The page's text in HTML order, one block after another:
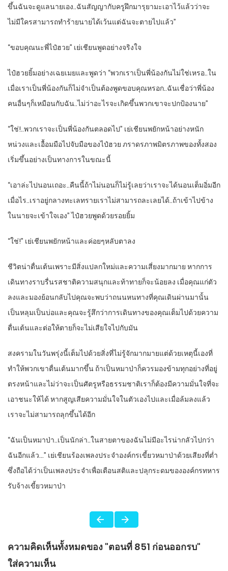
ขึ้นฉันจะดูแลนายเอง..ฉันสัญญากับครูฝึกมารุยามะเอาไว้แล้วว่าจะ
ไม่มีใครสามารถทำร้ายนายได้เว้นแต่ฉันจะตายไปแล้ว”
“ขอบคุณนะพี่ไป๋ฮวย” เย่เชียนพูดอย่างจริงใจ
ไป๋ฮวยยิ้มอย่างเฉยเมยและพูดว่า “พวกเราเป็นพี่น้องกันไม่ใช่เหรอ..ใน
เมื่อเราเป็นพี่น้องกันก็ไม่จำเป็นต้องพูดขอบคุณหรอก..ฉันเชื่อว่าพี่น้อง
คนอื่นๆก็เหมือนกับฉัน..ไม่ว่าอะไรจะเกิดขึ้นพวกเขาจะปกป้องนาย”
“ใช่!..พวกเราจะเป็นพี่น้องกันตลอดไป” เย่เชียนพยักหน้าอย่างหนัก
หน่วงและเอื้อมมือไปจับมือของไป๋ฮวย ภราดรภาพมิตรภาพของทั้งสอง
เริ่มขึ้นอย่างเป็นทางการในขณะนี้
“เอาล่ะไปนอนเถอะ..คืนนี้ถ้าไม่นอนก็ไม่รู้เลยว่าเราจะได้นอนเต็มอิ่มอีก
เมื่อไร..เราอยู่กลางทะเลทรายเราไม่สามารถละเลยได้..ถ้าเข้าไปข้าง
ในนายจะเข้าใจเอง” ไป๋ฮวยพูดด้วยรอยยิ้ม
“ใช่!” เย่เชียนพยักหน้าและค่อยๆหลับตาลง
ชีวิตน่าตื่นเต้นเพราะมีสิ่งแปลกใหม่และความเสี่ยงมากมาย หากการ
เดินทางราบรื่นรสชาติความสนุกและท้าทายก็จะน้อยลง เมื่อคุณแก่ตัว
ลงและมองย้อนกลับไปคุณจะพบว่าถนนหนทางที่คุณเดินผ่านมานั้น
เป็นหลุมเป็นบ่อและคุณจะรู้สึกว่าการเดินทางของคุณเต็มไปด้วยความ
ตื่นเต้นและต่อให้ตายก็จะไม่เสียใจไปกับมัน
สงครามในวันพรุ่งนี้เต็มไปด้วยสิ่งที่ไม่รู้จักมากมายแต่ด้วยเหตุนี้เองที่
ทำให้พวกเขาตื่นเต้นมากขึ้น ถ้าเป็นหมาป่าก็ควรมองข้ามทุกอย่างที่อยู่
ตรงหน้าและไม่ว่าจะเป็นศัตรูหรือธรรมชาติเราก็ต้องมีความมั่นใจที่จะ
เอาชนะให้ได้ หากสูญเสียความมั่นใจในตัวเองไปและเมื่อล้มลงแล้ว
เราจะไม่สามารถลุกขึ้นได้อีก
“ฉันเป็นหมาป่า..เป็นนักล่า..ในสายตาของฉันไม่มีอะไรน่ากลัวไปกว่า
ฉันอีกแล้ว…” เย่เชียนร้องเพลงประจำองค์กรเขี้ยวหมาป่าด้วยเสียงที่ต่ำ
ซึ่งถือได้ว่าเป็นเพลงประจำเพื่อเตือนสติและปลุกระดมขององค์กรทหาร
รับจ้างเขี้ยวหมาป่า
ความคิดเห็นทั้งหมดของ "ตอนที่ 851 ก่อนออกรบ"
ใส่ความเห็น